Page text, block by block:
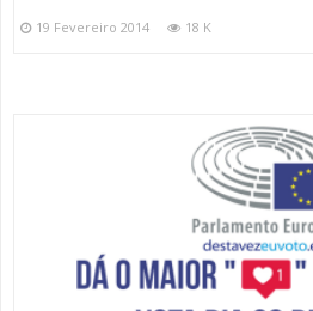
19 Fevereiro 2014 18 K